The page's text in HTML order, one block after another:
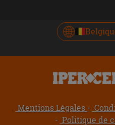
Mentions Légales
Politique de